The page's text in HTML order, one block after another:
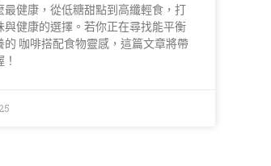
最健康，從低糖甜點到高纖輕食，打
與健康的選擇。若你正在尋找能平衡
的 咖啡搭配食物靈感，這篇文章將帶